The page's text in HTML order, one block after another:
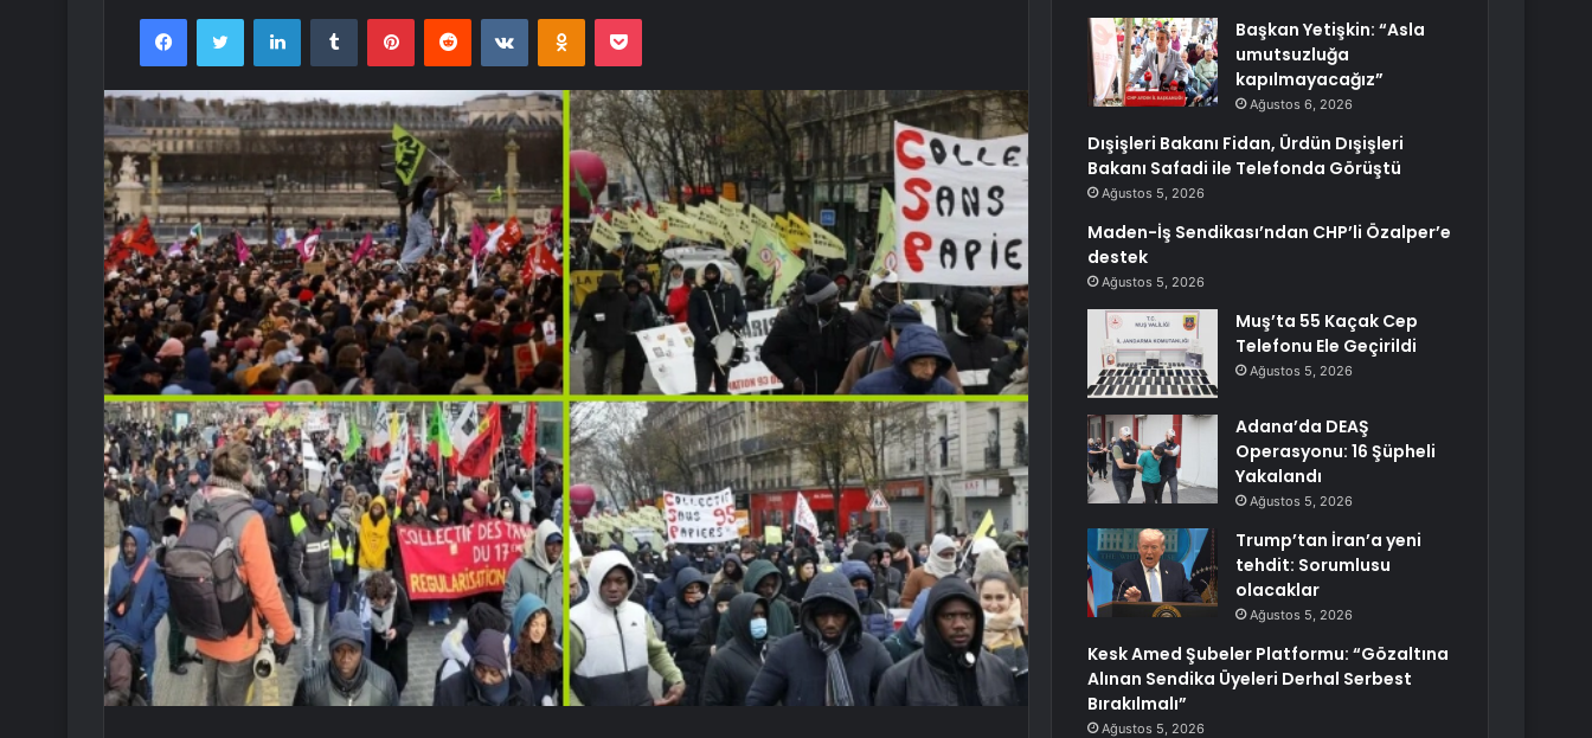
FacebookTwitter LinkedInTumblr PinterestReddit VKontakteOdnoklassniki
Pocket
Başkan Yetişkin: “Asla
umutsuzluğa
kapılmayacağız”
Ağustos 6, 2026
Dışişleri Bakanı Fidan, Ürdün Dışişleri
Bakanı Safadi ile Telefonda Görüştü
Ağustos 5, 2026
Maden-İş Sendikası’ndan CHP’li Özalper’e
destek
Ağustos 5, 2026
Muş’ta 55 Kaçak Cep
Telefonu Ele Geçirildi
Ağustos 5, 2026
Adana’da DEAŞ
Operasyonu: 16 Şüpheli
Yakalandı
Ağustos 5, 2026
Trump’tan İran’a yeni
tehdit: Sorumlusu
olacaklar
Ağustos 5, 2026
Kesk Amed Şubeler Platformu: “Gözaltına
Alınan Sendika Üyeleri Derhal Serbest
Bırakılmalı”
Ağustos 5, 2026